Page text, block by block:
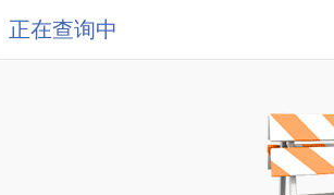
正在查询中